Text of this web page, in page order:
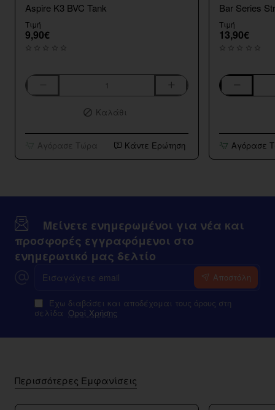
Aspire K3 BVC Tank
Τιμή
9,90€
Aspire
Καλάθι
Αγόρασε Τώρα Κάντε Ερώτηση
Bar Series
Τιμή
13,90€
Bar
10ml/120ml
Αγόρασε
Μείνετε ενημερωμένοι για νέα και
προσφορές εγγραφόμενοι στο
ενημερωτικό μας δελτίο
email
Αποστόλη
Έχω διαβάσει και αποδέχομαι τους όρους στη
σελίδα Οροί Χρήσης
Περισσότερες Εμφανίσεις